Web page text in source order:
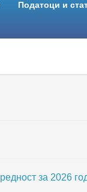
Податоци и
за 2026